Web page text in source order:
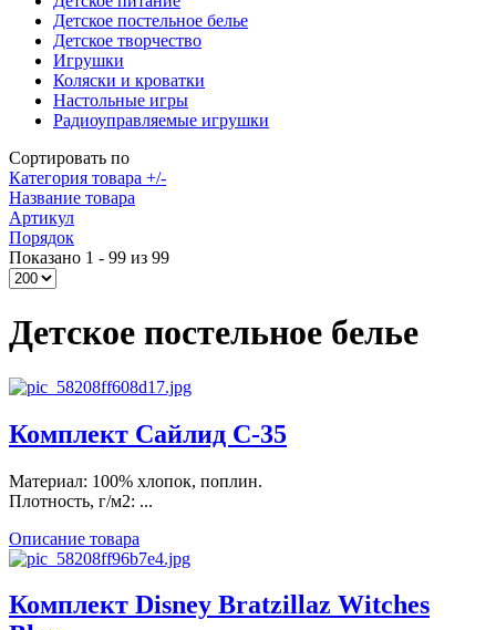
Детское постельное белье
Детское творчество
Игрушки
Коляски и кроватки
Настольные игры
Радиоуправляемые игрушки
Сортировать по
Категория товара +/-
Название товара
Артикул
Порядок
Показано 1 - 99 из 99
Детское постельное белье
Комплект Сайлид С-35
Материал: 100% хлопок, поплин.
Плотность, г/м2: ...
Описание товара
Комплект Disney Bratzillaz Witches